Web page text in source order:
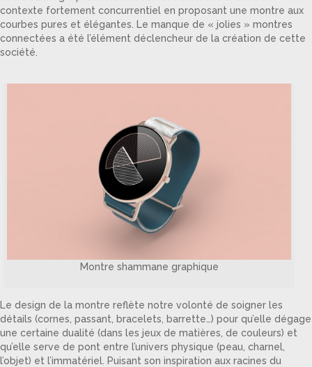
contexte fortement concurrentiel en proposant une montre aux
courbes pures et élégantes. Le manque de « jolies » montres
connectées a été l’élément déclencheur de la création de cette
société.
Montre shammane graphique
Le design de la montre reflète notre volonté de soigner les
détails (cornes, passant, bracelets, barrette…) pour qu’elle dégage
une certaine dualité (dans les jeux de matières, de couleurs) et
qu’elle serve de pont entre l’univers physique (peau, charnel,
l’objet) et l’immatériel. Puisant son inspiration aux racines du